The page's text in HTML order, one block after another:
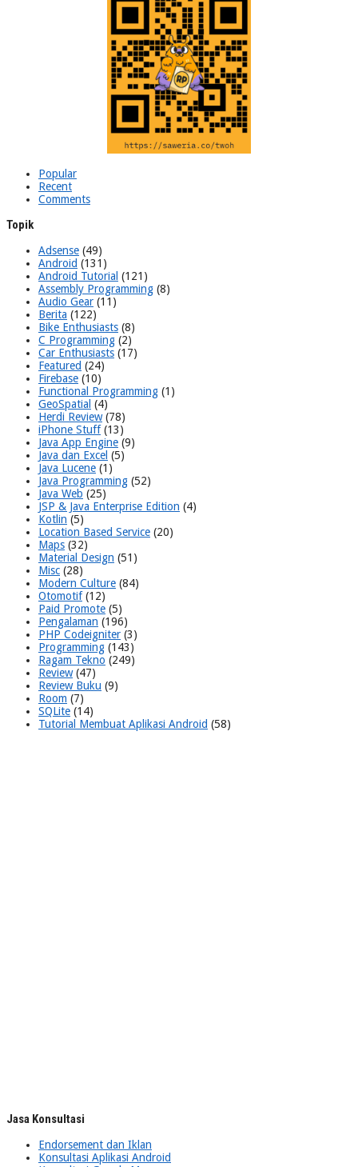
Popular
Recent
Comments
Topik
Adsense (49)
Android (131)
Android Tutorial (121)
Assembly Programming (8)
Audio Gear (11)
Berita (122)
Bike Enthusiasts (8)
C Programming (2)
Car Enthusiasts (17)
Featured (24)
Firebase (10)
Functional Programming (1)
GeoSpatial (4)
Herdi Review(78)
iPhone Stuff(13)
Java App Engine (9)
Java dan Excel (5)
Java Lucene (1)
Java Programming (52)
Java Web (25)
JSP & Java Enterprise Edition (4)
Kotlin (5)
Location Based Service (20)
Maps (32)
Material Design (51)
Misc (28)
Modern Culture (84)
Otomotif(12)
Paid Promote (5)
Pengalaman (196)
PHP Codeigniter (3)
Programming (143)
Ragam Tekno (249)
Review(47)
Review Buku (9)
Room (7)
SQLite (14)
Tutorial Membuat Aplikasi Android (58)
Jasa Konsultasi
Endorsement dan Iklan
Konsultasi Aplikasi Android